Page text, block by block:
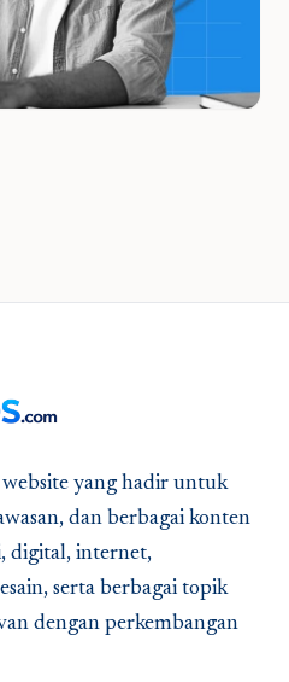
yang hadir untuk
dan berbagai konten
digital, internet,
serta berbagai topik
dengan perkembangan